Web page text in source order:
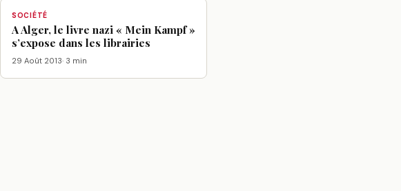
SOCIÉTÉ
A Alger, le livre nazi « Mein Kampf »
s’expose dans les librairies
29 Août 2013· 3 min